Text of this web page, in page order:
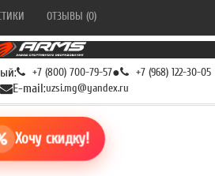
+7 (800) 700-79-57● +7 (968) 122-30-05
E-mail:uzsi.mg@yandex.ru
Хочу скидку!
ОТЗЫВЫ (0)